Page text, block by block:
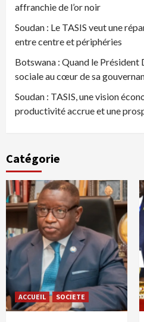
affranchie de l’or noir
Soudan : Le TASIS veut une
entre centre et périphéries
Botswana : Quand le
sociale au cœur de sa
Soudan : TASIS, une vision
productivité accrue et une
Catégorie
ACCUEIL SOCIETE